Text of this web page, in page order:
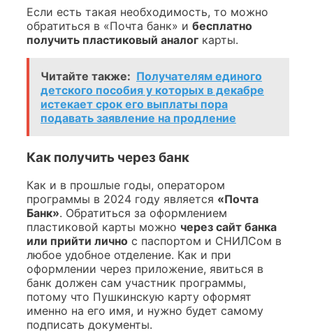
Если есть такая необходимость, то можно
обратиться в «Почта банк» и бесплатно
получить пластиковый аналог карты.
Читайте также: Получателям единого
детского пособия у которых в декабре
истекает срок его выплаты пора
подавать заявление на продление
Как получить через банк
Как и в прошлые годы, оператором
программы в 2024 году является «Почта
Банк». Обратиться за оформлением
пластиковой карты можно через сайт банка
или прийти лично с паспортом и СНИЛСом в
любое удобное отделение. Как и при
оформлении через приложение, явиться в
банк должен сам участник программы,
потому что Пушкинскую карту оформят
именно на его имя, и нужно будет самому
подписать документы.